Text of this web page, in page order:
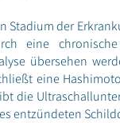
Stadium der
eine
übersehen
eine
die
entzündeten